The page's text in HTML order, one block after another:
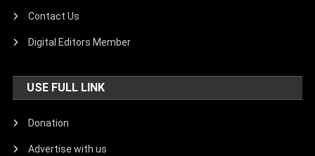
Contact Us
Digital Editors Member
USE FULL LINK
Donation
Advertise with us